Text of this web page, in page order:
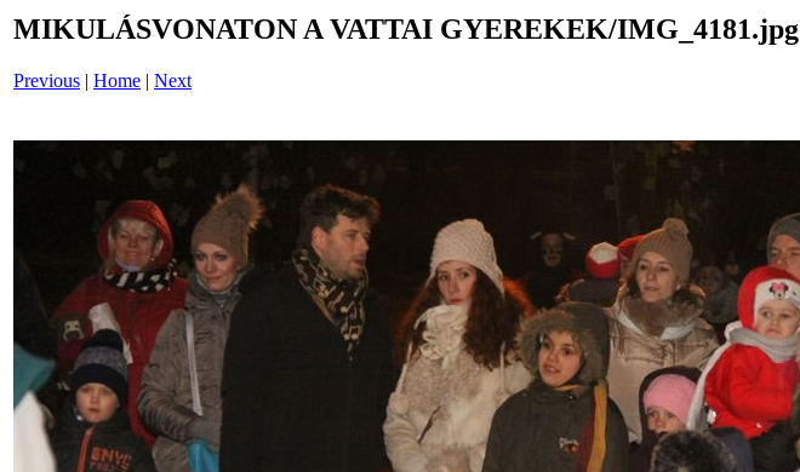
MIKULÁSVONATON A VATTAI GYEREKEK/IMG_4181.jpg
Previous | Home | Next